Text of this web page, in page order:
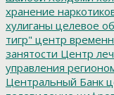
хранение
хулиганы целевое
тигр" центр
занятости Центр
управления
Центральный Банк